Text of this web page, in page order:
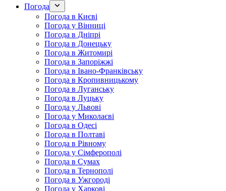
Погода
Погода в Києві
Погода у Вінниці
Погода в Дніпрі
Погода в Донецьку
Погода в Житомирі
Погода в Запоріжжі
Погода в Івано-Франківську
Погода в Кропивницькому
Погода в Луганську
Погода в Луцьку
Погода у Львові
Погода у Миколаєві
Погода в Одесі
Погода в Полтаві
Погода в Рівному
Погода у Сімферополі
Погода в Сумах
Погода в Тернополі
Погода в Ужгороді
Погода у Харкові